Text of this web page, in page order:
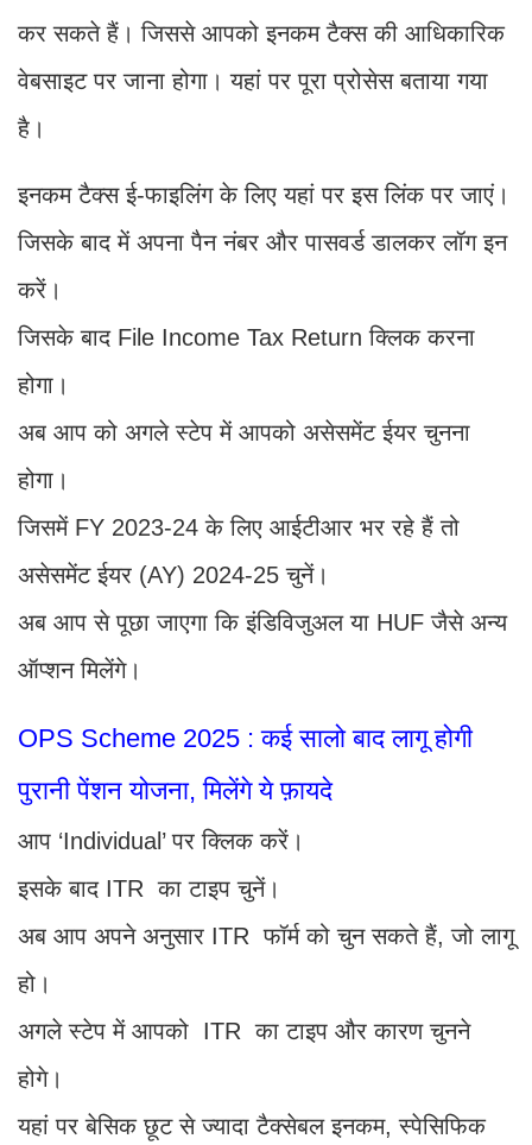
कर सकते हैं। जिससे आपको इनकम टैक्स की आधिकारिक
वेबसाइट पर जाना होगा। यहां पर पूरा प्रोसेस बताया गया
है।
इनकम टैक्स ई-फाइलिंग के लिए यहां पर इस लिंक पर जाएं।
जिसके बाद में अपना पैन नंबर और पासवर्ड डालकर लॉग इन
करें।
जिसके बाद File Income Tax Return क्लिक करना
होगा।
अब आप को अगले स्टेप में आपको असेसमेंट ईयर चुनना
होगा।
जिसमें FY 2023-24 के लिए आईटीआर भर रहे हैं तो
असेसमेंट ईयर (AY) 2024-25 चुनें।
अब आप से पूछा जाएगा कि इंडिविजुअल या HUF जैसे अन्य
ऑप्शन मिलेंगे।
OPS Scheme 2025 : कई सालो बाद लागू होगी
पुरानी पेंशन योजना, मिलेंगे ये फ़ायदे
आप ‘Individual’ पर क्लिक करें।
इसके बाद ITR का टाइप चुनें।
अब आप अपने अनुसार ITR फॉर्म को चुन सकते हैं, जो लागू
हो।
अगले स्टेप में आपको ITR का टाइप और कारण चुनने
होगे।
यहां पर बेसिक छूट से ज्यादा टैक्सेबल इनकम, स्पेसिफिक